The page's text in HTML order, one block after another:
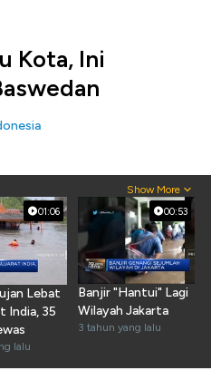
Kota, Ini
Show More
01:06
Lebat
India, 35
lalu
00:53
Banjir "Hantui" Lagi
Wilayah Jakarta
3 tahun yang lalu